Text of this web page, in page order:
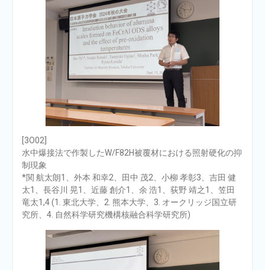
[3O02]
水中爆接法で作製したW/F82H被覆材における照射硬化の抑
制現象
*関 航太朗1、外本 和幸2、田中 茂2、小柳 孝彰3、吉田 健
太1、長谷川 晃1、近藤 創介1、余 浩1、荻野 靖之1、笠田
竜太1,4 (1. 東北大学、2. 熊本大学、3. オークリッジ国立研
究所、4. 自然科学研究機構核融合科学研究所)